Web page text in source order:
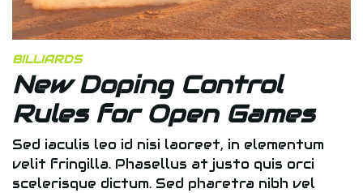
BILLIARDS
New Doping Control
Rules for Open Games
Sed iaculis leo id nisi laoreet, in elementum
velit fringilla. Phasellus at justo quis orci
scelerisque dictum. Sed pharetra nibh vel